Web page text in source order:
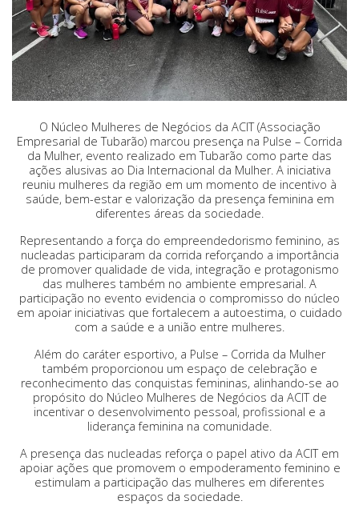
O Núcleo Mulheres de Negócios da ACIT (Associação
Empresarial de Tubarão) marcou presença na Pulse – Corrida
da Mulher, evento realizado em Tubarão como parte das
ações alusivas ao Dia Internacional da Mulher. A iniciativa
reuniu mulheres da região em um momento de incentivo à
saúde, bem-estar e valorização da presença feminina em
diferentes áreas da sociedade.
Representando a força do empreendedorismo feminino, as
nucleadas participaram da corrida reforçando a importância
de promover qualidade de vida, integração e protagonismo
das mulheres também no ambiente empresarial. A
participação no evento evidencia o compromisso do núcleo
em apoiar iniciativas que fortalecem a autoestima, o cuidado
com a saúde e a união entre mulheres.
Além do caráter esportivo, a Pulse – Corrida da Mulher
também proporcionou um espaço de celebração e
reconhecimento das conquistas femininas, alinhando-se ao
propósito do Núcleo Mulheres de Negócios da ACIT de
incentivar o desenvolvimento pessoal, profissional e a
liderança feminina na comunidade.
A presença das nucleadas reforça o papel ativo da ACIT em
apoiar ações que promovem o empoderamento feminino e
estimulam a participação das mulheres em diferentes
espaços da sociedade.